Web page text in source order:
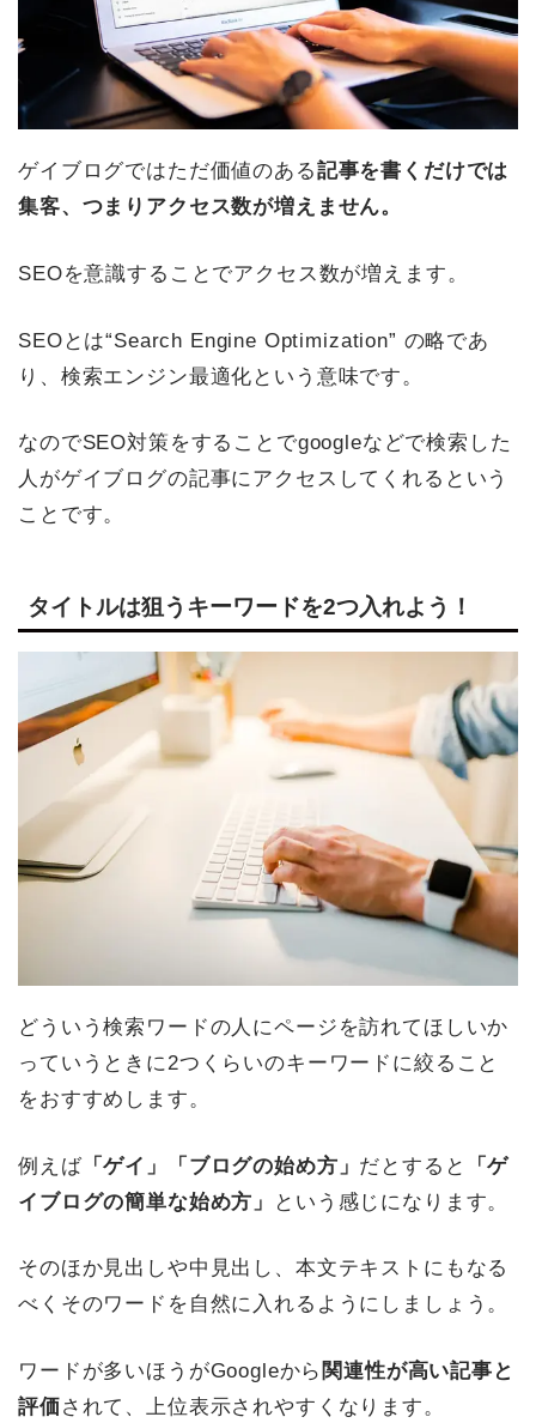
ゲイブログではただ価値のある記事を書くだけでは
集客、つまりアクセス数が増えません。
SEOを意識することでアクセス数が増えます。
SEOとは“Search Engine Optimization” の略であ
り、検索エンジン最適化という意味です。
なのでSEO対策をすることでgoogleなどで検索した
人がゲイブログの記事にアクセスしてくれるという
ことです。
タイトルは狙うキーワードを2つ入れよう！
どういう検索ワードの人にページを訪れてほしいか
っていうときに2つくらいのキーワードに絞ること
をおすすめします。
例えば「ゲイ」「ブログの始め方」 だとすると
「ゲ
イブログの簡単な始め方」
という感じになります。
そのほか見出しや中見出し、本文テキストにもなる
べくそのワードを自然に入れるようにしましょう。
ワードが多いほうがGoogleから 関連性が高い記事と
評価されて、上位表示されやすくなります。